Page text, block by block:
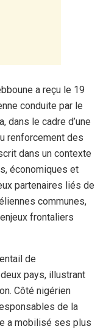
a reçu le 19
conduite par le
dans le cadre d’une
renforcement des
dans un contexte
économiques et
partenaires liés de
communes,
frontaliers
de
pays, illustrant
Côté nigérien
de la
a mobilisé ses plus